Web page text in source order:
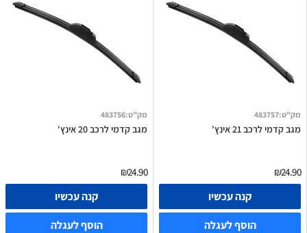
מק"ט:
483757
מגב קדמי לרכב 21 אינץ'
₪24.90
קנה עכשיו
הוסף לעגלה
מק"ט:
483756
מגב קדמי לרכב 20 אינץ'
₪24.90
קנה עכשיו
הוסף לעגלה